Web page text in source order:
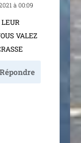
à 00:09
LEUR
VALEZ
Répondre